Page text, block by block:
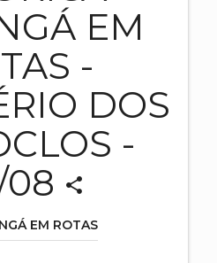
EM
-
DOS
-
08
share
EM ROTAS